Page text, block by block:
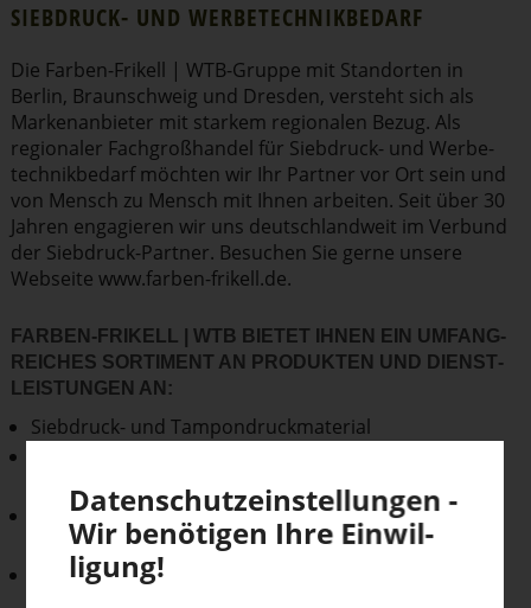
IEBDRUCK- UND WERBE­TECH­NIK­BEDARF
Die Farben-Frikell | WTB-Gruppe mit Standorten in
Berlin, Braun­schweig und Dresden, versteht sich als
Marken­an­bieter mit starkem regionalen Bezug. Als
regionaler Fachgro­ßhandel für Siebdruck- und Werbe­
tech­nik­bedarf möchten wir Ihr Partner vor Ort sein und
von Mensch zu Mensch mit Ihnen arbeiten. Seit über 30
Jahren engagieren wir uns deutsch­landweit im Verbund
der Siebdruck-Partner. Besuchen Sie gerne unsere
Webseite www.​farben-​frikell.​de.
FARBEN-FRIKELL | WTB BIETET IHNEN EIN UMFANG­
REICHES SORTIMENT AN PRODUKTEN UND DIENST­
LEIS­TUNGEN AN:
Siebdruck- und Tampondruckmaterial
Siebdruckschablonenfertigung
Vertrieb von Siebdruckmaschinen, auch
Sondermaschinen
Farbmischservice nach den von Ihnen vorgegebenen
Daten­schutz­ein­stel­lungen -
Wir benötigen Ihre Einwil­
ligung!